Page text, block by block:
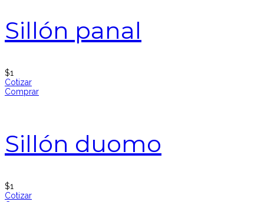
Sillón panal
$1
Cotizar
Comprar
Sillón duomo
$1
Cotizar